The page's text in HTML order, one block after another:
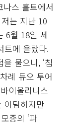
스 홀트에서
는 지난 10
6월 18일 세
트에 올랐다.
물으니, ‘침
례 듀오 투어
이올리니스
아담하지만
종의 ‘파